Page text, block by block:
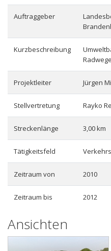
Auftraggeber
Kurzbeschreibung
Projektleiter Jürgen
Stellvertretung Rayko
Streckenlänge 3,00 km
Tätigkeitsfeld
Zeitraum von 2010
Zeitraum bis 2012
Ansichten